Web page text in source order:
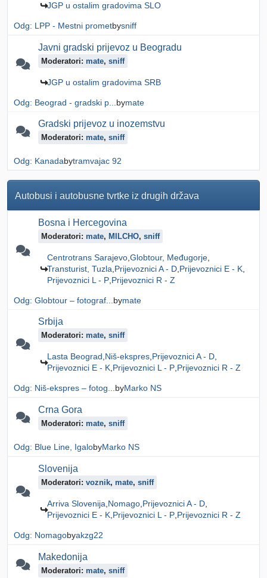
JGP u ostalim gradovima SLO
Odg: LPP - Mestni prometbysniff
Javni gradski prijevoz u Beogradu
Moderatori: mate, sniff
JGP u ostalim gradovima SRB
Odg: Beograd - gradski p... bymate
Gradski prijevoz u inozemstvu
Moderatori: mate, sniff
Odg: Kanadabytramvajac 92
Autobusi i autobusne tvrtke iz drugih država
Bosna i Hercegovina
Moderatori: mate, MILCHO, sniff
Centrotrans Sarajevo Globtour, Međugorje
Transturist, Tuzla Prijevoznici A - D Prijevoznici E - K
Prijevoznici L - P Prijevoznici R - Z
Odg: Globtour – fotograf... bymate
Srbija
Moderatori: mate, sniff
Lasta Beograd Niš-ekspres Prijevoznici A - D
Prijevoznici E - K Prijevoznici L - P Prijevoznici R - Z
Odg: Niš-ekspres – fotog... byMarko NS
Crna Gora
Moderatori: mate, sniff
Odg: Blue Line, IgalobyMarko NS
Slovenija
Moderatori: voznik, mate, sniff
Arriva Slovenija Nomago Prijevoznici A - D
Prijevoznici E - K Prijevoznici L - P Prijevoznici R - Z
Odg: Nomagobyakzg22
Makedonija
Moderatori: mate, sniff